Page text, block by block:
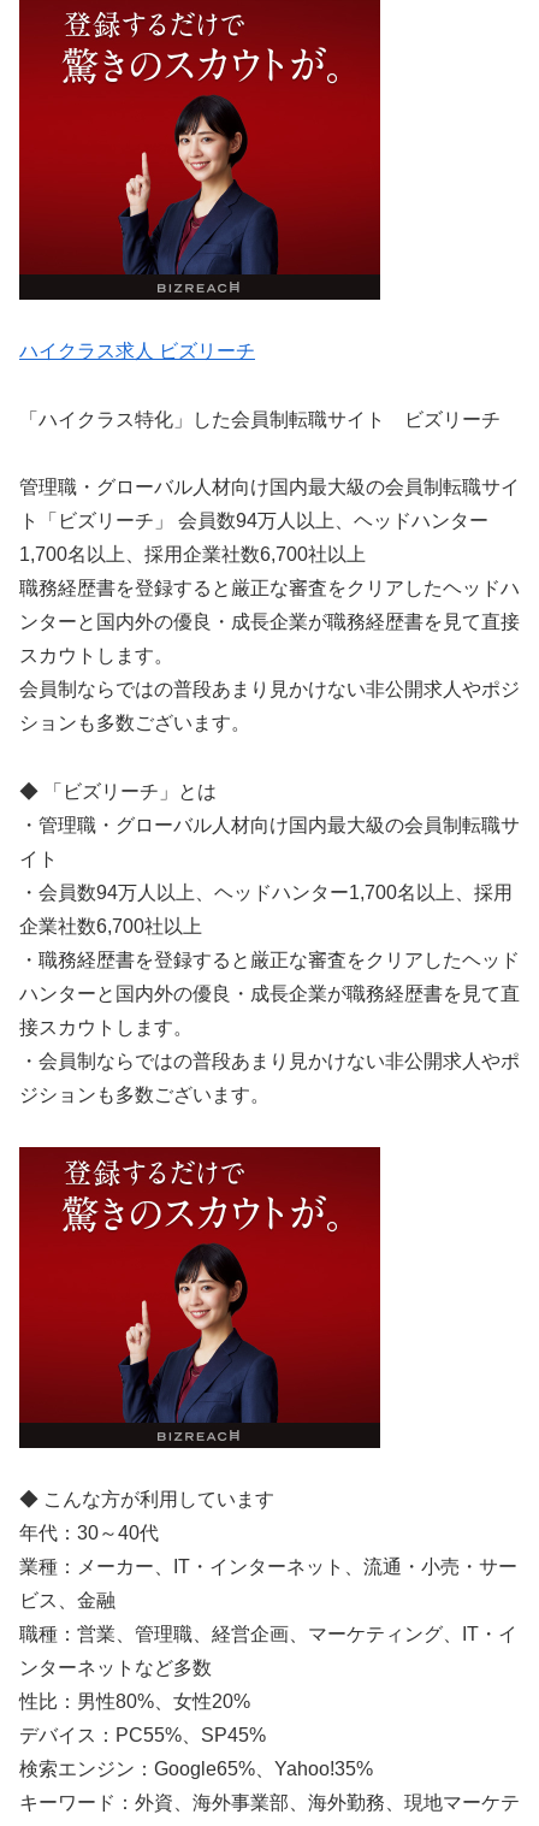
ハイクラス求人 ビズリーチ
「ハイクラス特化」した会員制転職サイト ビズリーチ
管理職・グローバル人材向け国内最大級の会員制転職サイ
ト「ビズリーチ」 会員数94万人以上、ヘッドハンター
1,700名以上、採用企業社数6,700社以上
職務経歴書を登録すると厳正な審査をクリアしたヘッドハ
ンターと国内外の優良・成長企業が職務経歴書を見て直接
スカウトします。
会員制ならではの普段あまり見かけない非公開求人やポジ
ションも多数ございます。
◆ 「ビズリーチ」とは
・管理職・グローバル人材向け国内最大級の会員制転職サ
イト
・会員数94万人以上、ヘッドハンター1,700名以上、採用
企業社数6,700社以上
・職務経歴書を登録すると厳正な審査をクリアしたヘッド
ハンターと国内外の優良・成長企業が職務経歴書を見て直
接スカウトします。
・会員制ならではの普段あまり見かけない非公開求人やポ
ジションも多数ございます。
◆ こんな方が利用しています
年代：30～40代
業種：メーカー、IT・インターネット、流通・小売・サー
ビス、金融
職種：営業、管理職、経営企画、マーケティング、IT・イ
ンターネットなど多数
性比：男性80%、女性20%
デバイス：PC55%、SP45%
検索エンジン：Google65%、Yahoo!35%
キーワード：外資、海外事業部、海外勤務、現地マーケテ